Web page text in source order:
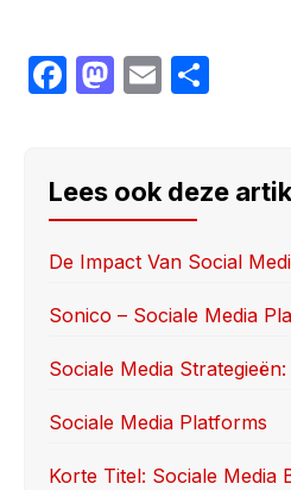
F
e
b
o
o
M
o
d
o
n
E
e
Lees ook deze
De Impact Van Social
Sonico – Sociale Media
Sociale Media
Sociale Media Platforms
Korte Titel: Sociale Media